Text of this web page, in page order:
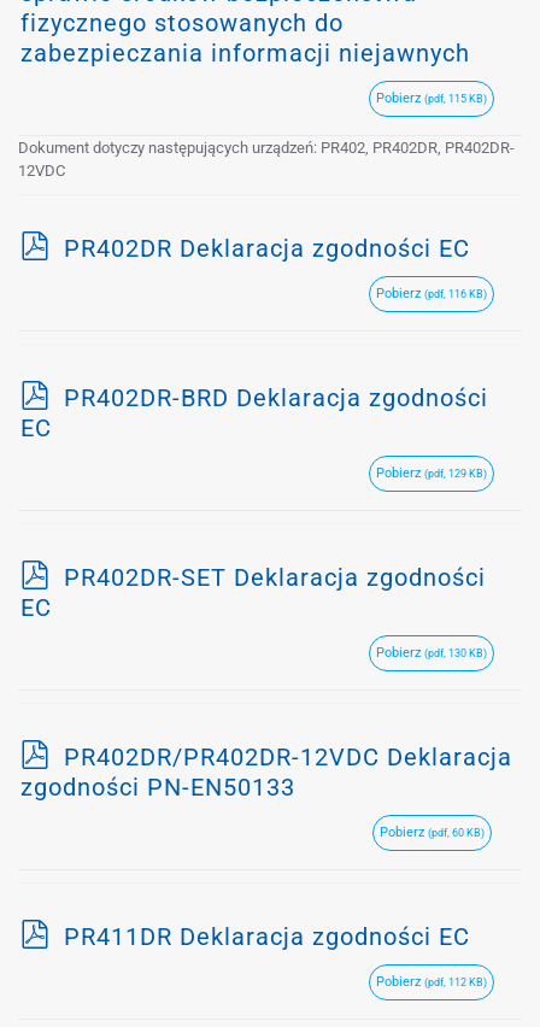
fizycznego stosowanych do
zabezpieczania informacji niejawnych
Pobierz (pdf, 115 KB)
Dokument dotyczy następujących urządzeń: PR402, PR402DR, PR402DR-
12VDC
pPR402DR Deklaracja zgodności EC
Pobierz (pdf, 116 KB)
pPR402DR-BRD Deklaracja zgodności
EC
Pobierz (pdf, 129 KB)
pPR402DR-SET Deklaracja zgodności
EC
Pobierz (pdf, 130 KB)
p
d
PR402DR/PR402DR-12VDC Deklaracja
zgodności PN-EN50133
Pobierz (pdf, 60 KB)
pPR411DR Deklaracja zgodności EC
Pobierz (pdf, 112 KB)